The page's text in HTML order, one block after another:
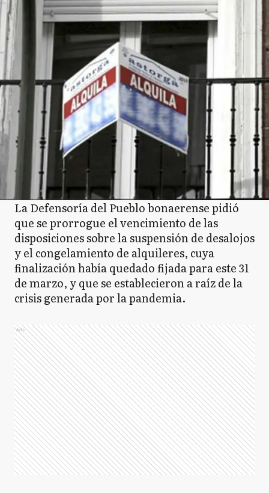
La Defensoría del Pueblo bonaerense pidió
que se prorrogue el vencimiento de las
disposiciones sobre la suspensión de desalojos
y el congelamiento de alquileres, cuya
finalización había quedado fijada para este 31
de marzo, y que se establecieron a raíz de la
crisis generada por la pandemia.
Ads